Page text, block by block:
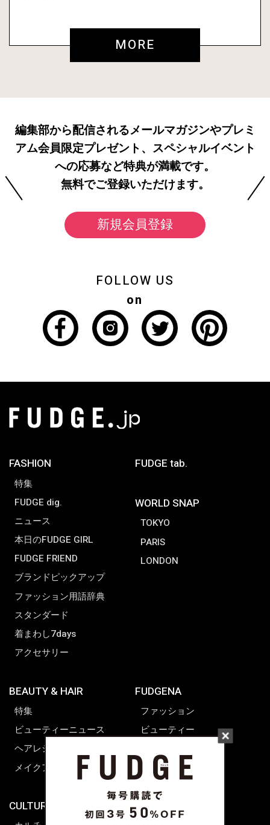
MORE
編集部から配信されるメールマガジンやプレミ
アム会員限定プレゼント、スペシャルイベント
への応募など特典が満載です。
無料でご登録いただけます。
新規会員登録
FOLLOW US
on
FASHION
特集
FUDGE dig.
ニュース
本日のFUDGE GIRL
FUDGE FRIEND
ブランドピックアップ
ファッション用語辞典
スタンダード
着まわし7days
アクセサリー
FUDGE tab.
WORLD SNAP
TOKYO
PARIS
LONDON
BEAUTY & HAIR
特集
ビューティーニュース
ヘアレシピ ストーリーズ
メイクアップティップス
CULTURE & LIFE
FUDGENA
ファッション
ビューティー
ライフスタイル